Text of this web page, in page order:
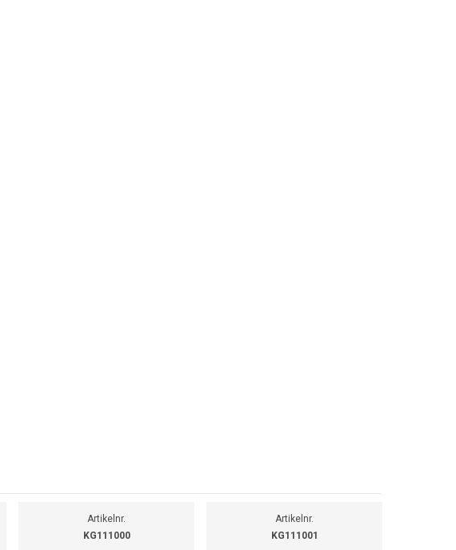
Artikelnr.
KG111000
Artikelnr.
KG111001